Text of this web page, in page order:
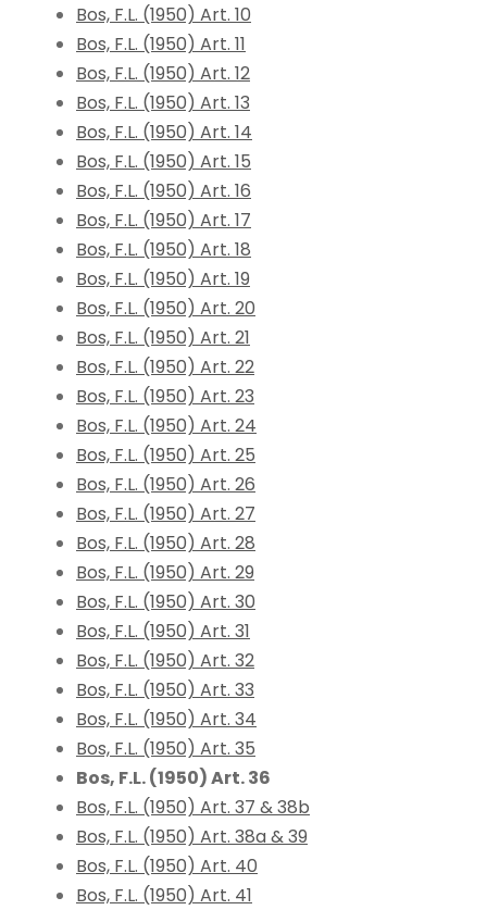
Bos, F.L. (1950) Art. 10
Bos, F.L. (1950) Art. 11
Bos, F.L. (1950) Art. 12
Bos, F.L. (1950) Art. 13
Bos, F.L. (1950) Art. 14
Bos, F.L. (1950) Art. 15
Bos, F.L. (1950) Art. 16
Bos, F.L. (1950) Art. 17
Bos, F.L. (1950) Art. 18
Bos, F.L. (1950) Art. 19
Bos, F.L. (1950) Art. 20
Bos, F.L. (1950) Art. 21
Bos, F.L. (1950) Art. 22
Bos, F.L. (1950) Art. 23
Bos, F.L. (1950) Art. 24
Bos, F.L. (1950) Art. 25
Bos, F.L. (1950) Art. 26
Bos, F.L. (1950) Art. 27
Bos, F.L. (1950) Art. 28
Bos, F.L. (1950) Art. 29
Bos, F.L. (1950) Art. 30
Bos, F.L. (1950) Art. 31
Bos, F.L. (1950) Art. 32
Bos, F.L. (1950) Art. 33
Bos, F.L. (1950) Art. 34
Bos, F.L. (1950) Art. 35
Bos, F.L. (1950) Art. 36
Bos, F.L. (1950) Art. 37 & 38b
Bos, F.L. (1950) Art. 38a & 39
Bos, F.L. (1950) Art. 40
Bos, F.L. (1950) Art. 41